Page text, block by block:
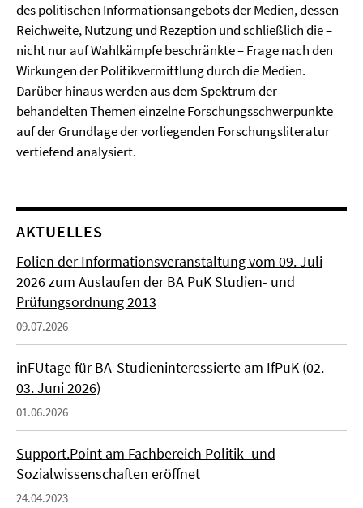
des politischen Informationsangebots der Medien, dessen
Reichweite, Nutzung und Rezeption und schließlich die –
nicht nur auf Wahlkämpfe beschränkte – Frage nach den
Wirkungen der Politikvermittlung durch die Medien.
Darüber hinaus werden aus dem Spektrum der
behandelten Themen einzelne Forschungsschwerpunkte
auf der Grundlage der vorliegenden Forschungsliteratur
vertiefend analysiert.
AKTUELLES
Folien der Informationsveranstaltung vom 09. Juli
2026 zum Auslaufen der BA PuK Studien- und
Prüfungsordnung 2013
09.07.2026
inFUtage für BA-Studieninteressierte am IfPuK (02. -
03. Juni 2026)
01.06.2026
Support.Point am Fachbereich Politik- und
Sozialwissenschaften eröffnet
24.04.2023